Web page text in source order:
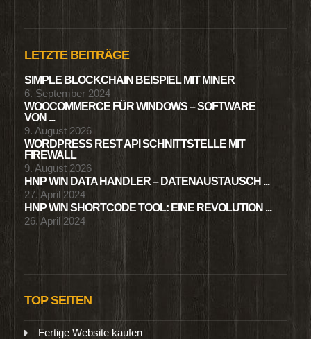
LETZTE BEITRÄGE
SIMPLE BLOCKCHAIN BEISPIEL MIT MINER
6. September 2024
WOOCOMMERCE FÜR WINDOWS – SOFTWARE
VON ...
9. August 2026
WORDPRESS REST API SCHNITTSTELLE MIT
FIREWALL
9. August 2026
HNP WIN DATA HANDLER – DATENAUSTAUSCH ...
27. April 2024
HNP WIN SHORTCODE TOOL: EINE REVOLUTION ...
26. April 2024
TOP SEITEN
Fertige Website kaufen